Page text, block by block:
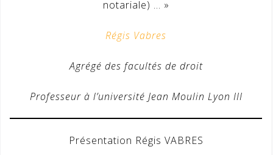
notariale) … »
Régis Vabres
Agrégé des facultés de droit
Professeur à l’université Jean Moulin Lyon III
Présentation Régis VABRES